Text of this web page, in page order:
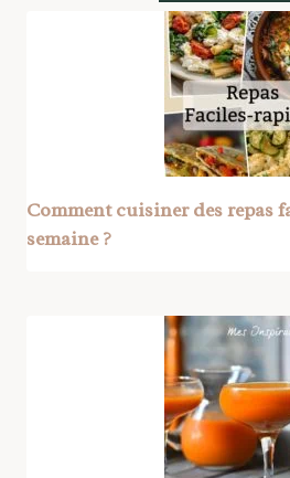
Comment cuisiner des repas
semaine ?